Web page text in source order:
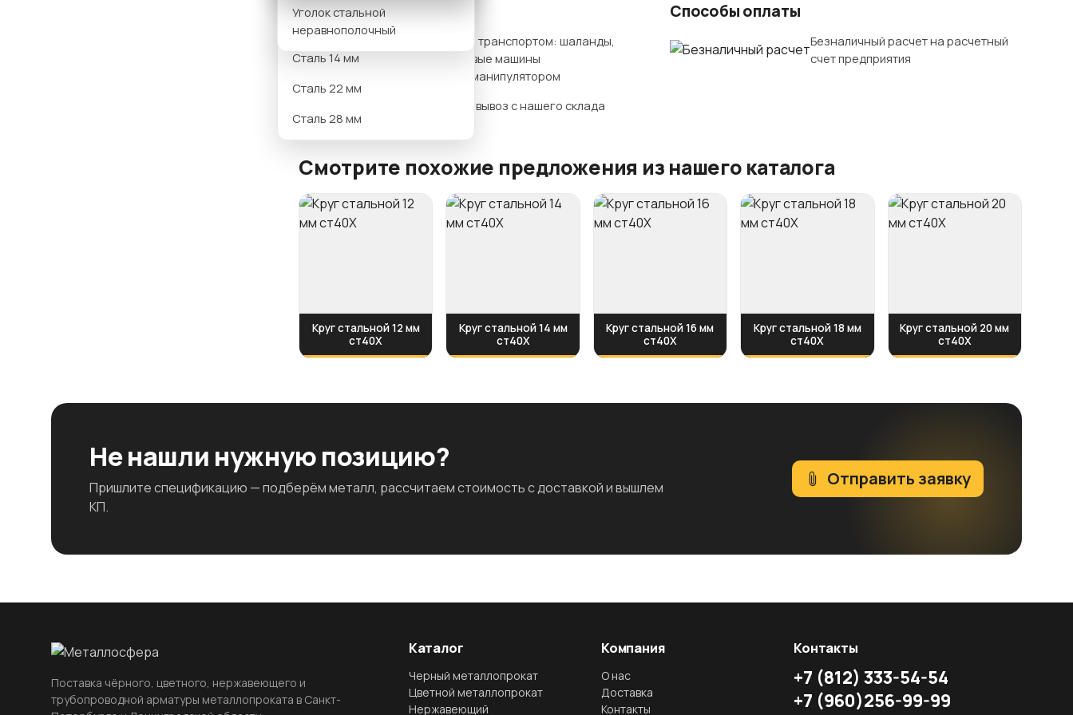
Сталь 12 мм
Сталь 14 мм
Сталь 22 мм
Сталь 28 мм
Уголок стальной
неравнополочный
Варианты доставки
Нашим транспортом: шаланды,
бортовые машины
гидроманипулятором
Самовывоз с нашего склада
Способы оплаты
Безналичный расчет на расчетный
счет предприятия
Смотрите похожие предложения из нашего каталога
Круг стальной 12 мм
ст40Х
Круг стальной 14 мм
ст40Х
Круг стальной 16 мм
ст40Х
Круг стальной 18 мм
ст40Х
Круг стальной 20 мм
ст40Х
Не нашли нужную позицию?
Пришлите спецификацию — подберём металл, рассчитаем стоимость с доставкой и вышлем
КП.
Отправить заявку
Поставка чёрного, цветного, нержавеющего и
трубопроводной арматуры металлопроката в Санкт-
Каталог
Черный металлопрокат
Цветной металлопрокат
Нержавеющий
Компания
О нас
Доставка
Контакты
Контакты
+7 (812) 333-54-54
+7 (960)256-99-99